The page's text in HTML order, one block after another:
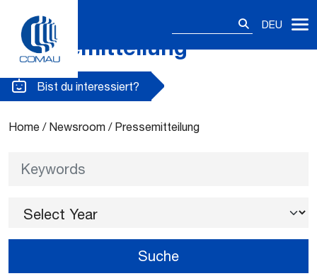
content
DEU
Pressemitteilung
Bist du interessiert?
Home / Newsroom / Pressemitteilung
Suche